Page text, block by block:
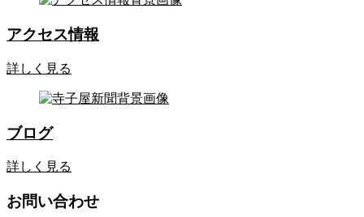
アクセス情報
詳しく見る
ブログ
詳しく見る
お問い合わせ